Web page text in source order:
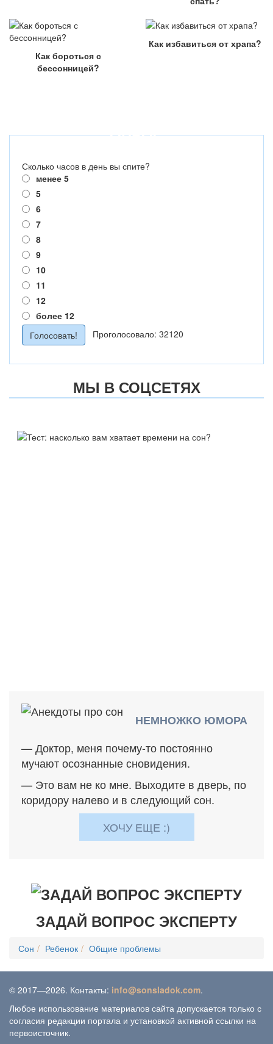
Как бороться с
бессонницей?
Как избавиться от храпа?
ОПРОС
Сколько часов в день вы спите?
менее 5
5
6
7
8
9
10
11
12
более 12
Проголосовало: 32120
МЫ В СОЦСЕТЯХ
НЕМНОЖКО ЮМОРА
— Доктор, меня почему-то постоянно
мучают осознанные сновидения.
— Это вам не ко мне. Выходите в дверь, по
коридору налево и в следующий сон.
ХОЧУ ЕЩЕ :)
ЗАДАЙ ВОПРОС ЭКСПЕРТУ
Сон Ребенок Общие проблемы
© 2017—2026. Контакты: info@sonsladok.com.
Любое использование материалов сайта допускается только с
согласия редакции портала и установкой активной ссылки на
первоисточник.